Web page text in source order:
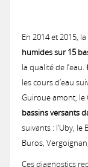
Notre engagement
Notre gouvernance
Vie associative
Notre réseau
Les facettes de
Milieux secs du
Espèces animales
LIFE Coteaux
Natura2000
Actions menées
écologie
Concours des
Prairies lauréates
Mesures agri-
Formations
Paiement pour
Urbanisme
Notre démarche
Nos compétences
Zones humides
et CATZH Gers
En 2014 et 2015,
humides sur 15
la qualité de l’eau.
les cours d’eau
Guiroue amont, le
bassins versants
suivants : l’Uby,
Buros,
Ces diagnostics